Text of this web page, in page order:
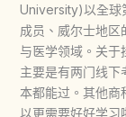
University)以全球
成员、威尔士地区
与医学领域。关于
主要是有两门线下
本都能过。其他商
以更需要好好学习